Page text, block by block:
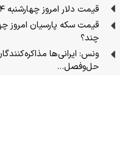
قیمت دلار امروز چهارشنبه ۱۴ مرداد ۱۴۰۵ / دلار در بازار آزاد چند شد؟
چند؟
ونس: ایرانی‌ها
حل‌وفصل…